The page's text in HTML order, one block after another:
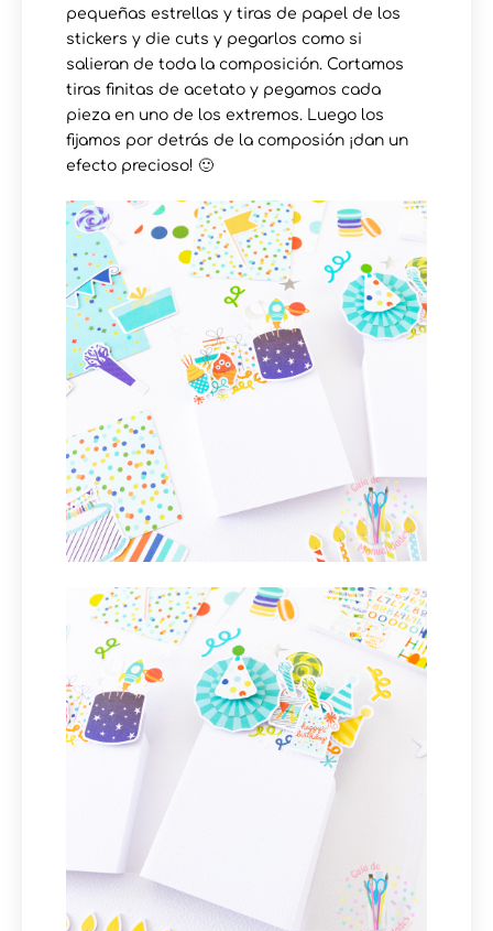
pequeñas estrellas y tiras de papel de los
stickers y die cuts y pegarlos como si
salieran de toda la composición. Cortamos
tiras finitas de acetato y pegamos cada
pieza en uno de los extremos. Luego los
fijamos por detrás de la composión ¡dan un
efecto precioso! 🙂